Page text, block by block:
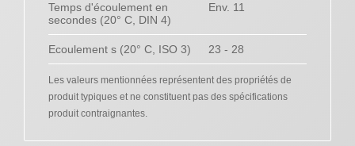
Temps d'écoulement en
secondes (20° C, DIN 4)
Env. 11
Ecoulement s (20° C, ISO 3) 23 - 28
Les valeurs mentionnées représentent des propriétés de
produit typiques et ne constituent pas des spécifications
produit contraignantes.